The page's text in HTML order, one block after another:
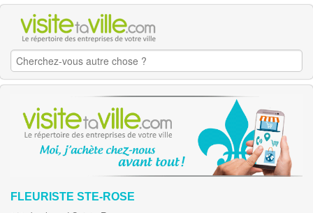
FLEURISTE STE-ROSE